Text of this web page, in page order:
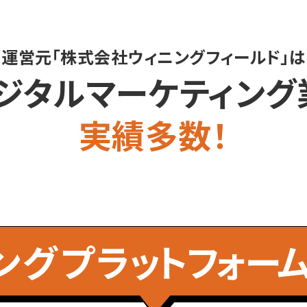
運営元「株式会社ウィニングフィールド」は
タルマーケティン
実績多数！